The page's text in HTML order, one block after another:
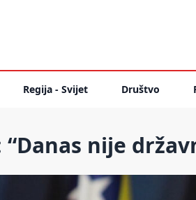
Regija - Svijet Društvo
“Danas nije